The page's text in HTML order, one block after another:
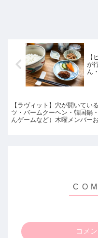
【
が
ん
【ラヴィット】穴が開いてい
ツ・バームクーヘン・韓国鍋
んゲームなど）木曜メンバー
コメ